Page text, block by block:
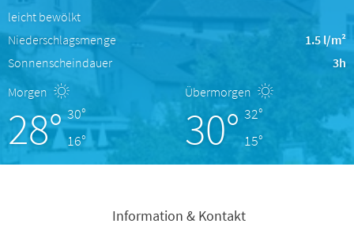
leicht bewölkt
Niederschlagsmenge
1.5 l/m²
Sonnenscheindauer
3h
Morgen
28° 30°
16°
Übermorgen
30° 32°
15°
Information & Kontakt